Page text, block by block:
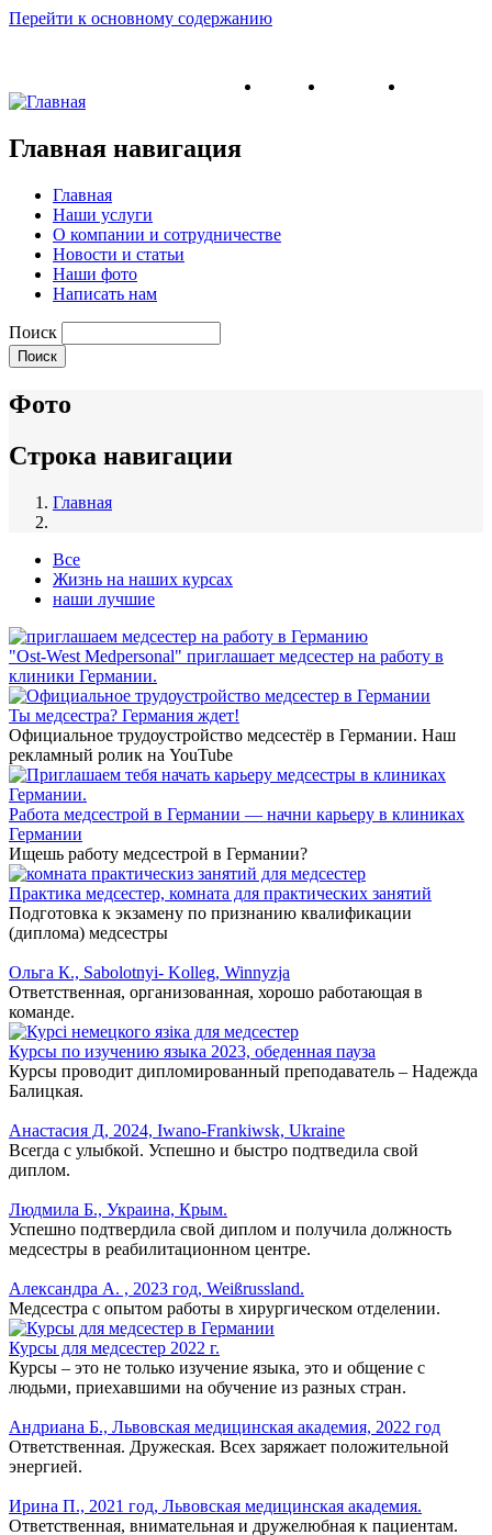
Перейти к основному содержанию
English Ukrainian
Главная навигация
Главная
Наши услуги
О компании и сотрудничестве
Новости и статьи
Наши фото
Написать нам
Поиск
Фото
Строка навигации
Главная
Все
Жизнь на наших курсах
наши лучшие
"Ost-West Medpersonal" приглашает медсестер на работу в
клиники Германии.
Ты медсестра? Германия ждет!
Официальное трудоустройство медсестёр в Германии. Наш
рекламный ролик на YouTube
Работа медсестрой в Германии — начни карьеру в клиниках
Германии
Ищешь работу медсестрой в Германии?
Практика медсестер, комната для практических занятий
Подготовка к экзамену по признанию квалификации
(диплома) медсестры
Ольга К., Sabolotnyi- Kolleg, Winnyzja
Ответственная, организованная, хорошо работающая в
команде.
Курсы по изучению языка 2023, обеденная пауза
Курсы проводит дипломированный преподаватель – Надежда
Балицкая.
Анастасия Д, 2024, Iwano-Frankiwsk, Ukraine
Всегда с улыбкой. Успешно и быстро подтведила свой
диплом.
Людмила Б., Украина, Крым.
Успешно подтвердила свой диплом и получила должность
медсестры в реабилитационном центре.
Александра А. , 2023 год, Weißrussland.
Медсестра с опытом работы в хирургическом отделении.
Курсы для медсестер 2022 г.
Курсы – это не только изучение языка, это и общение с
людьми, приехавшими на обучение из разных стран.
Андриана Б., Львовская медицинская академия, 2022 год
Ответственная. Дружеская. Всех заряжает положительной
энергией.
Ирина П., 2021 год, Львовская медицинская академия.
Ответственная, внимательная и дружелюбная к пациентам.